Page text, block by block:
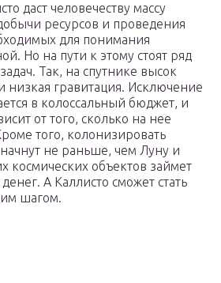
даст человечеству массу
ресурсов и проведения
для понимания
Но на пути к этому стоят ряд
Так, на спутнике высок
низкая гравитация. Исключение
в колоссальный бюджет, и
от того, сколько на нее
того, колонизировать
не раньше, чем Луну и
космических объектов займет
А Каллисто сможет стать
шагом.